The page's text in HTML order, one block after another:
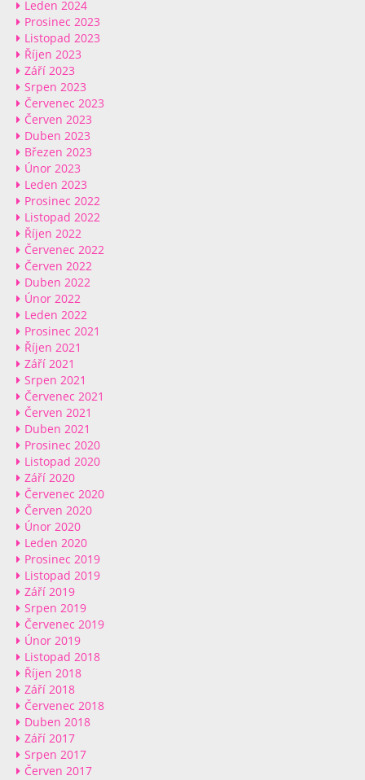
Leden 2024
Prosinec 2023
Listopad 2023
Říjen 2023
Září 2023
Srpen 2023
Červenec 2023
Červen 2023
Duben 2023
Březen 2023
Únor 2023
Leden 2023
Prosinec 2022
Listopad 2022
Říjen 2022
Červenec 2022
Červen 2022
Duben 2022
Únor 2022
Leden 2022
Prosinec 2021
Říjen 2021
Září 2021
Srpen 2021
Červenec 2021
Červen 2021
Duben 2021
Prosinec 2020
Listopad 2020
Září 2020
Červenec 2020
Červen 2020
Únor 2020
Leden 2020
Prosinec 2019
Listopad 2019
Září 2019
Srpen 2019
Červenec 2019
Únor 2019
Listopad 2018
Říjen 2018
Září 2018
Červenec 2018
Duben 2018
Září 2017
Srpen 2017
Červen 2017